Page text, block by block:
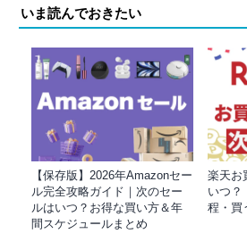
いま読んでおきたい
【保存版】2026年Amazonセー
ル完全攻略ガイド｜次のセー
ルはいつ？お得な買い方＆年
間スケジュールまとめ
楽天お
いつ？
程・買